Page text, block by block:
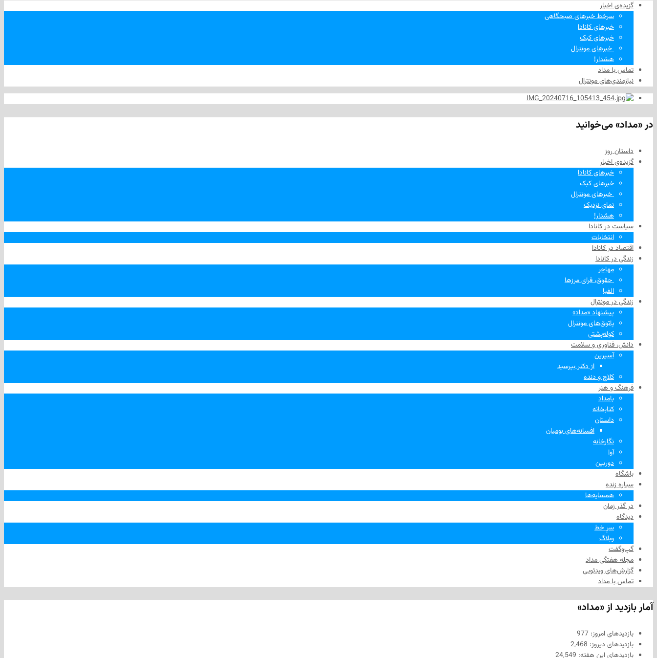
گزیده‌ی‌ اخبار
سرخط خبرهای صبحگاهی
خبرهای کانادا
خبرهای کبک
‌ خبرهای مونترال
هشدار!
تماس با مداد
نیازمندی‌های مونترال
در «مداد» می‌خوانید
داستان روز
گزیده‌ی‌ اخبار
خبرهای کانادا
خبرهای کبک
‌ خبرهای مونترال
نمای نزدیک
هشدار!
سیاست در کانادا
انتخابات
اقتصاد در کانادا
زندگی در کانادا
مهاجر
‌ حقوق، فرای مرزها
الفبا
زندگی در مونترال
پیشنهاد «مداد»
پاتوق‌های مونترال
کوله‌پشتی
دانش، فناوری و سلامت
آسپرین
از دکتر بپرسید
کلاچ و دنده
فرهنگ و هنر
بامداد
کتابخانه
داستان
افسانه‌های بومیان
نگارخانه
آوا
دوربین
باشگاه
سیاره زنده
همسایه‌ها
در گذر زمان
دیدگاه
سرِ خط
وبلاگ
گپ‌وگفت
مجله هفتگی مداد
گزارش‌های ویدئویی
تماس با مداد
آمار بازدید از «مداد»
بازدیدهای امروز: 977
بازدیدهای دیروز: 2,468
بازدیدهای این هفته: 24,549